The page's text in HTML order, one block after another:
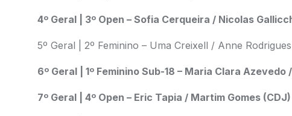
4º Geral | 3º Open – Sofia Cerqueira / Nicolas
5º Geral | 2º Feminino – Uma Creixell / Anne
6º Geral | 1º Feminino Sub-18 – Maria Clara
7º Geral | 4º Open – Eric Tapia / Martim Gomes (CDJ)